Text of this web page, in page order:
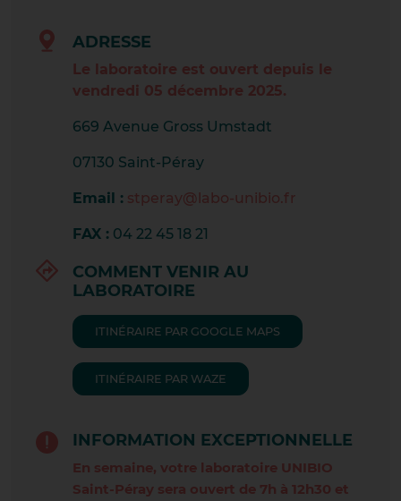
CREST
DARDILLY
DIE
GIVORS MAISON DE SANTE
GRAND PARILLY
LES AVENIÈRES
LYON BELLECOUR
LYON CARNOT
LYON LAFAYETTE
MEYZIEU CARREAU
ADRESSE
Le laboratoire est ouvert depuis le
vendredi 05 décembre 2025.
669 Avenue Gross Umstadt
07130 Saint-Péray​
Email : stperay@labo-unibio.fr
FAX : 04 22 45 18 21
COMMENT VENIR AU
LABORATOIRE
ITINÉRAIRE PAR GOOGLE MAPS
ITINÉRAIRE PAR WAZE
INFORMATION EXCEPTIONNELLE
En semaine, votre laboratoire UNIBIO
Saint-Péray sera ouvert de 7h à 12h30 et